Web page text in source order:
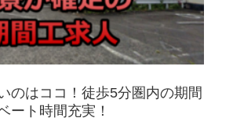
のはココ！徒歩5分圏内の期間
ート時間充実！